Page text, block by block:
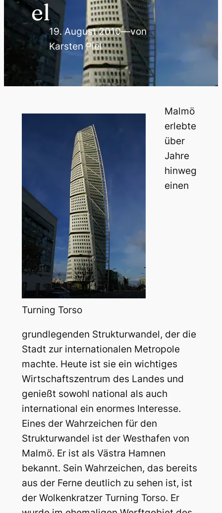
el
19. August 2010—von
Karsten Piel
Turning Torso
Malmö
erlebte
über
Jahre
hinweg
einen
grundlegenden Strukturwandel, der die
Stadt zur internationalen Metropole
machte. Heute ist sie ein wichtiges
Wirtschaftszentrum des Landes und
genießt sowohl national als auch
international ein enormes Interesse.
Eines der Wahrzeichen für den
Strukturwandel ist der Westhafen von
Malmö. Er ist als Västra Hamnen
bekannt. Sein Wahrzeichen, das bereits
aus der Ferne deutlich zu sehen ist, ist
der Wolkenkratzer Turning Torso. Er